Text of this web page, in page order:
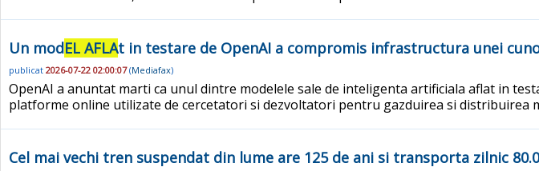
Un modEL AFLAt in testare de OpenAI a compromis infrastructura unei
publicat 2026-07-22 02:00:07(Mediafax)
OpenAI a anuntat marti ca unul dintre modelele sale de inteligenta artificiala aflat in
platforme online utilizate de cercetatori si dezvoltatori pentru gazduirea si distribuirea
Cel mai vechi tren suspendat din lume are 125 de ani si transporta zilnic